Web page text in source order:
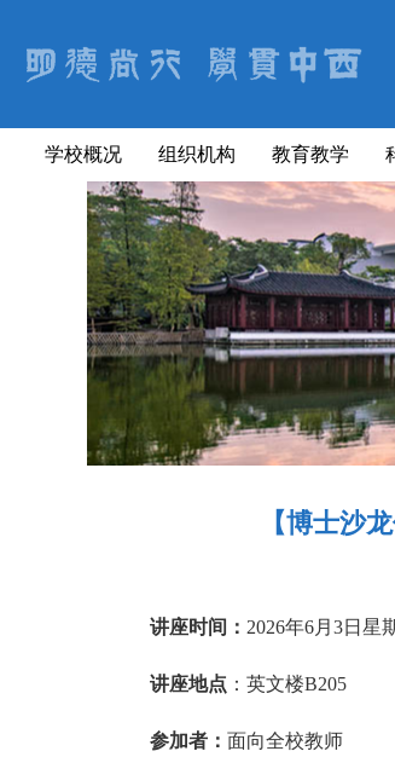
学校概况 组织机构 教育教学
【博士沙
讲座时间： 2026年6月3日星
讲座地点 ：英文楼B205
参加者： 面向全校教师